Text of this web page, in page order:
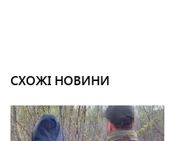
СХОЖІ НОВИНИ